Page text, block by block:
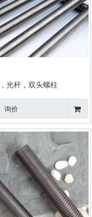
光杆，双头螺柱
询价